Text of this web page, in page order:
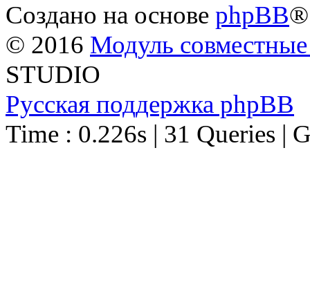
Создано на основе phpBB®
© 2016 Модуль
STUDIO
Русская поддержка phpBB
Time : 0.226s | 31 Queries |